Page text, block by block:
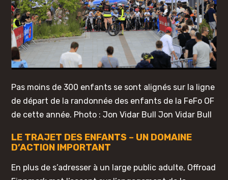
Pas moins de 300 enfants se sont alignés sur la ligne
de départ de la randonnée des enfants de la FeFo OF
de cette année. Photo : Jon Vidar Bull Jon Vidar Bull
LE TRAJET DES ENFANTS – UN DOMAINE
D’ACTION IMPORTANT
En plus de s’adresser à un large public adulte, Offroad